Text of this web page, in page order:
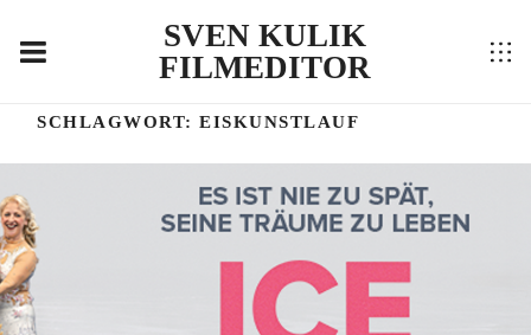
SVEN KULIK
FILMEDITOR
SCHLAGWORT:EISKUNSTLAUF